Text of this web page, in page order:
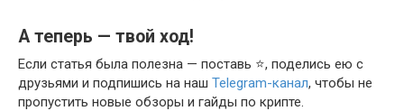
А теперь — твой ход!
Если статья была полезна — поставь ⭐️, поделись ею с
друзьями и подпишись на наш Telegram-канал, чтобы не
пропустить новые обзоры и гайды по крипте.